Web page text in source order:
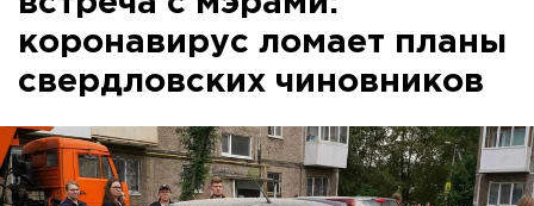
коронавирус ломает планы
свердловских чиновников